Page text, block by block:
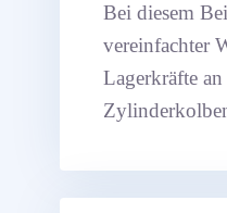
Bei diesem
vereinfachter
Lagerkräfte